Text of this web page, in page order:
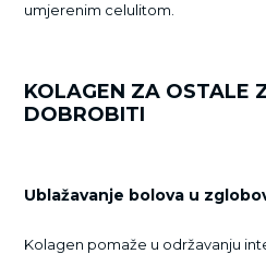
umjerenim celulitom.
KOLAGEN ZA OSTALE
DOBROBITI
Ublažavanje bolova u
Kolagen pomaže u održavanju